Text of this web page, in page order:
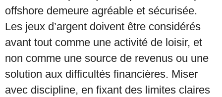
offshore demeure agréable et sécurisée.
Les jeux d’argent doivent être considérés
avant tout comme une activité de loisir, et
non comme une source de revenus ou une
solution aux difficultés financières. Miser
avec discipline, en fixant des limites claires